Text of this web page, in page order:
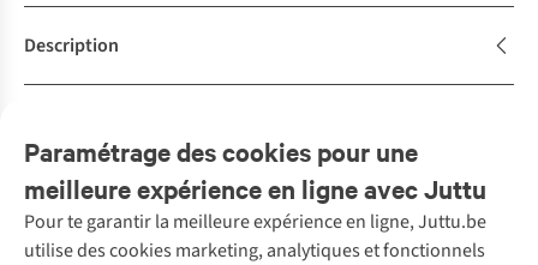
Description
Complétez le look
Achète la tenue
Paramétrage des cookies pour une
meilleure expérience en ligne avec Juttu
Pour te garantir la meilleure expérience en ligne, Juttu.be
utilise des cookies marketing, analytiques et fonctionnels
Service client